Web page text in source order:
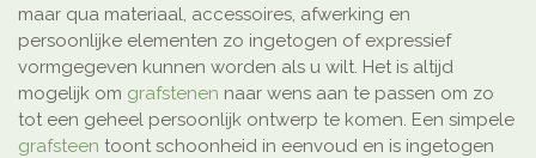
maar qua materiaal, accessoires, afwerking en
persoonlijke elementen zo ingetogen of expressief
vormgegeven kunnen worden als u wilt. Het is altijd
mogelijk om grafstenen naar wens aan te passen om zo
tot een geheel persoonlijk ontwerp te komen. Een simpele
grafsteen toont schoonheid in eenvoud en is ingetogen